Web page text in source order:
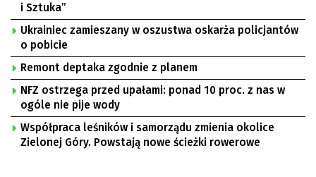
i Sztuka”
Ukrainiec zamieszany w oszustwa oskarża policjantów
o pobicie
Remont deptaka zgodnie z planem
NFZ ostrzega przed upałami: ponad 10 proc. z nas w
ogóle nie pije wody
Współpraca leśników i samorządu zmienia okolice
Zielonej Góry. Powstają nowe ścieżki rowerowe